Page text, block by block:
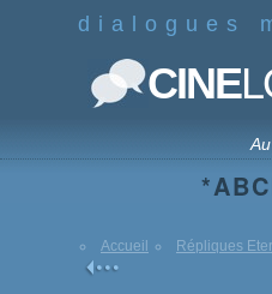
dialogues
CINE
*ABC
Accueil Répliques